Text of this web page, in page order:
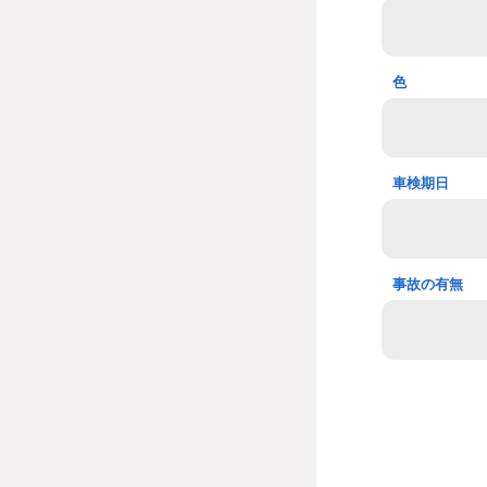
色
車検期日
事故の有無